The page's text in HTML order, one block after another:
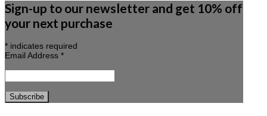
Sign-up to our newsletter and get 10% off
your next purchase
* indicates required
Email Address *